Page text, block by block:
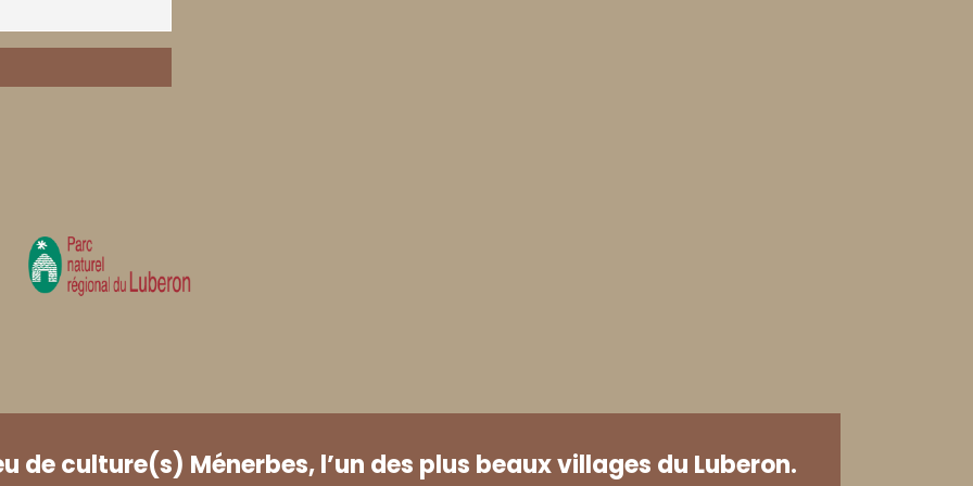
de culture(s) Ménerbes, l’un des plus beaux villages du Luberon.